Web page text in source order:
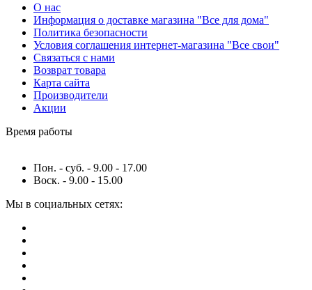
О нас
Информация о доставке магазина "Все для дома"
Политика безопасности
Условия соглашения интернет-магазина "Все свои"
Связаться с нами
Возврат товара
Карта сайта
Производители
Акции
Время работы
Пон. - суб. - 9.00 - 17.00
Воск. - 9.00 - 15.00
Мы в социальных сетях: